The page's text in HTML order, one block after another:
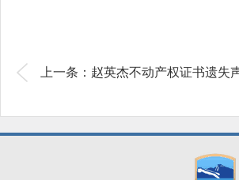
上一条：赵英杰不动产权证书遗失